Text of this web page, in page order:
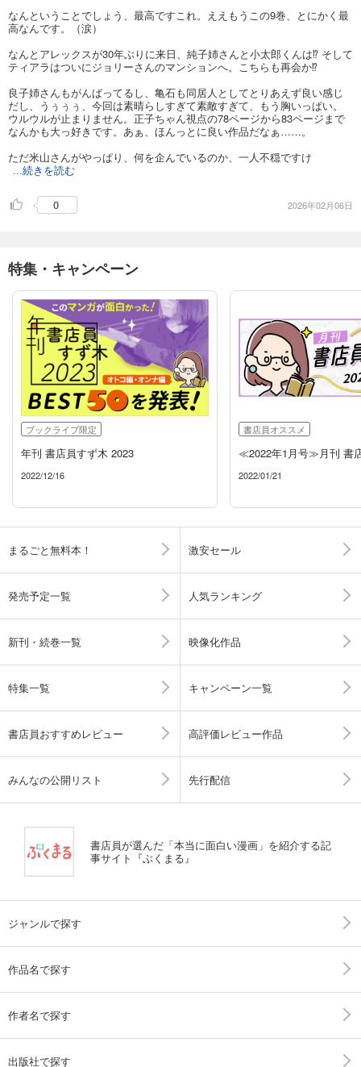
なんということでしょう、最高ですこれ。ええもうこの9巻、とにかく最
高なんです。（涙）
なんとアレックスが30年ぶりに来日、純子姉さんと小太郎くんは⁉︎ そして
ティアラはついにジョリーさんのマンションへ。こちらも再会か⁉︎
良子姉さんもがんばってるし、亀石も同居人としてとりあえず良い感じ
だし、うぅぅぅ、今回は素晴らしすぎて素敵すぎて、もう胸いっぱい。
ウルウルが止まりません。正子ちゃん視点の78ページから83ページまで
なんかも大っ好きです。あぁ、ほんっとに良い作品だなぁ……。
ただ米山さんがやっぱり、何を企んでいるのか、一人不穏ですけ
...続きを読む
0 2026年02月06日
特集・キャンペーン
ブックライブ限定
年刊 書店員すず木 2023
2022/12/16
書店員オススメ
≪2022年1月号≫月刊 書
2022/01/21
まるごと無料本！ 激安セール
発売予定一覧 人気ランキング
新刊・続巻一覧 映像化作品
特集一覧 キャンペーン一覧
書店員おすすめレビュー 高評価レビュー作品
みんなの公開リスト 先行配信
書店員が選んだ「本当に面白い漫画」を紹介する記
事サイト『ぶくまる』
ジャンルで探す
作品名で探す
作者名で探す
出版社で探す